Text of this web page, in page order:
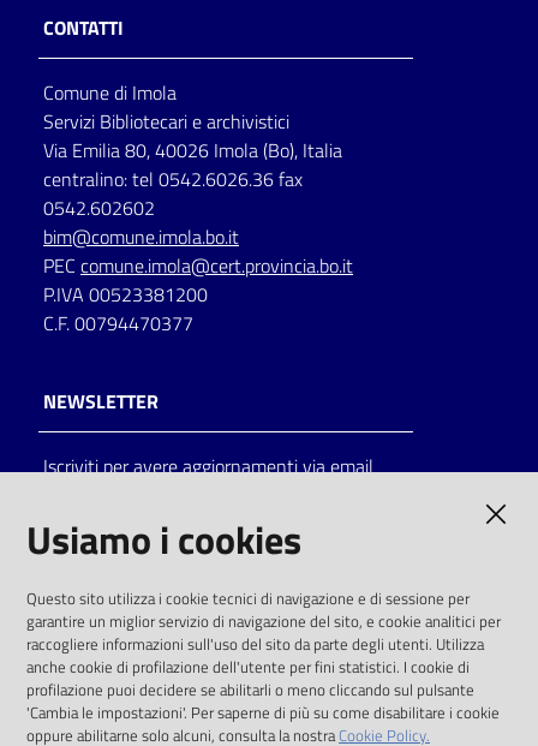
CONTATTI
Comune di Imola
Servizi Bibliotecari e archivistici
Via Emilia 80, 40026 Imola (Bo), Italia
centralino: tel 0542.6026.36 fax
0542.602602
bim@comune.imola.bo.it
PEC comune.imola@cert.provincia.bo.it
P.IVA 00523381200
C.F. 00794470377
NEWSLETTER
Iscriviti per avere aggiornamenti via email
solo alle condizioni previste dalla direttiva
comunitaria 2003/98/CE e dal d.lgs. 36/2006
SOCIAL
Usiamo i cookies
Questo sito utilizza i cookie tecnici di navigazione e di sessione per
garantire un miglior servizio di navigazione del sito, e cookie analitici per
raccogliere informazioni sull'uso del sito da parte degli utenti. Utilizza
anche cookie di profilazione dell'utente per fini statistici. I cookie di
profilazione puoi decidere se abilitarli o meno cliccando sul pulsante
'Cambia le impostazioni'. Per saperne di più su come disabilitare i cookie
oppure abilitarne solo alcuni, consulta la nostraCookie Policy.